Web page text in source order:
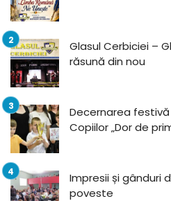
Glasul Cerbiciei –
răsună din nou
Decernarea
Copiilor „Dor de
Impresii și gânduri
poveste